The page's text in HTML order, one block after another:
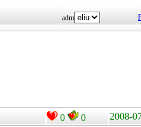
adm
0 0 2008-